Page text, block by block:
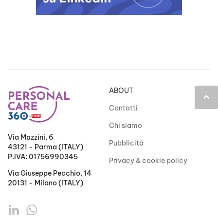
keyboard_arrow_up
Via Mazzini, 6
43121 - Parma (ITALY)
P.IVA: 01756990345
Via Giuseppe Pecchio, 14
20131 - Milano (ITALY)
ABOUT
Contatti
Chi siamo
Pubblicità
Privacy & cookie policy